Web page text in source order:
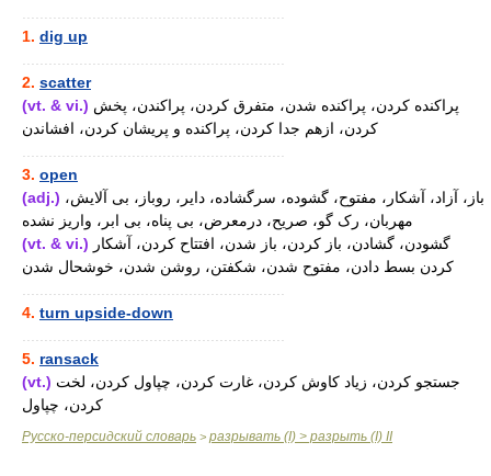
1. dig up
2. scatter
(vt. & vi.)
کردن، ازهم جدا کردن، پراکنده و پریشان کردن، افشاندن
3. open
(adj.)
مهربان، رک گو، صریح، درمعرض، بی پناه، بی ابر، واریز نشده
(vt. & vi.)
کردن بسط دادن، مفتوح شدن، شکفتن، روشن شدن، خوشحال شدن
4. turn upside-down
5. ransack
(vt.)
کردن، چپاول
Русско-персидский словарь > разрывать (I) > разрыть (I) II